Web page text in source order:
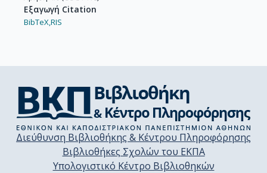
Εξαγωγή Citation
BibTeX,RIS
Διεύθυνση Βιβλιοθήκης & Κέντρου Πληροφόρησης
Βιβλιοθήκες Σχολών του ΕΚΠΑ
Υπολογιστικό Κέντρο Βιβλιοθηκών